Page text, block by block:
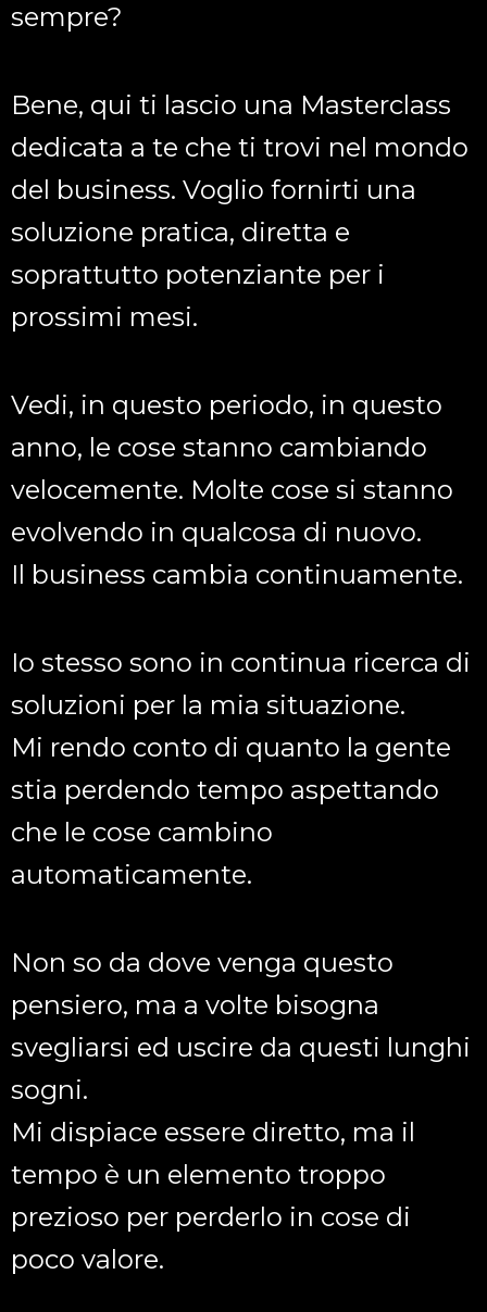
sempre?
Bene, qui ti lascio una Masterclass
dedicata a te che ti trovi nel mondo
del business. Voglio fornirti una
soluzione pratica, diretta e
soprattutto potenziante per i
prossimi mesi.
Vedi, in questo periodo, in questo
anno, le cose stanno cambiando
velocemente. Molte cose si stanno
evolvendo in qualcosa di nuovo.
Il business cambia continuamente.
Io stesso sono in continua ricerca di
soluzioni per la mia situazione.
Mi rendo conto di quanto la gente
stia perdendo tempo aspettando
che le cose cambino
automaticamente.
Non so da dove venga questo
pensiero, ma a volte bisogna
svegliarsi ed uscire da questi lunghi
sogni.
Mi dispiace essere diretto, ma il
tempo è un elemento troppo
prezioso per perderlo in cose di
poco valore.